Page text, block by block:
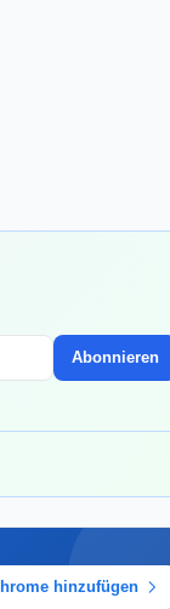
Abonnieren
hinzufügen